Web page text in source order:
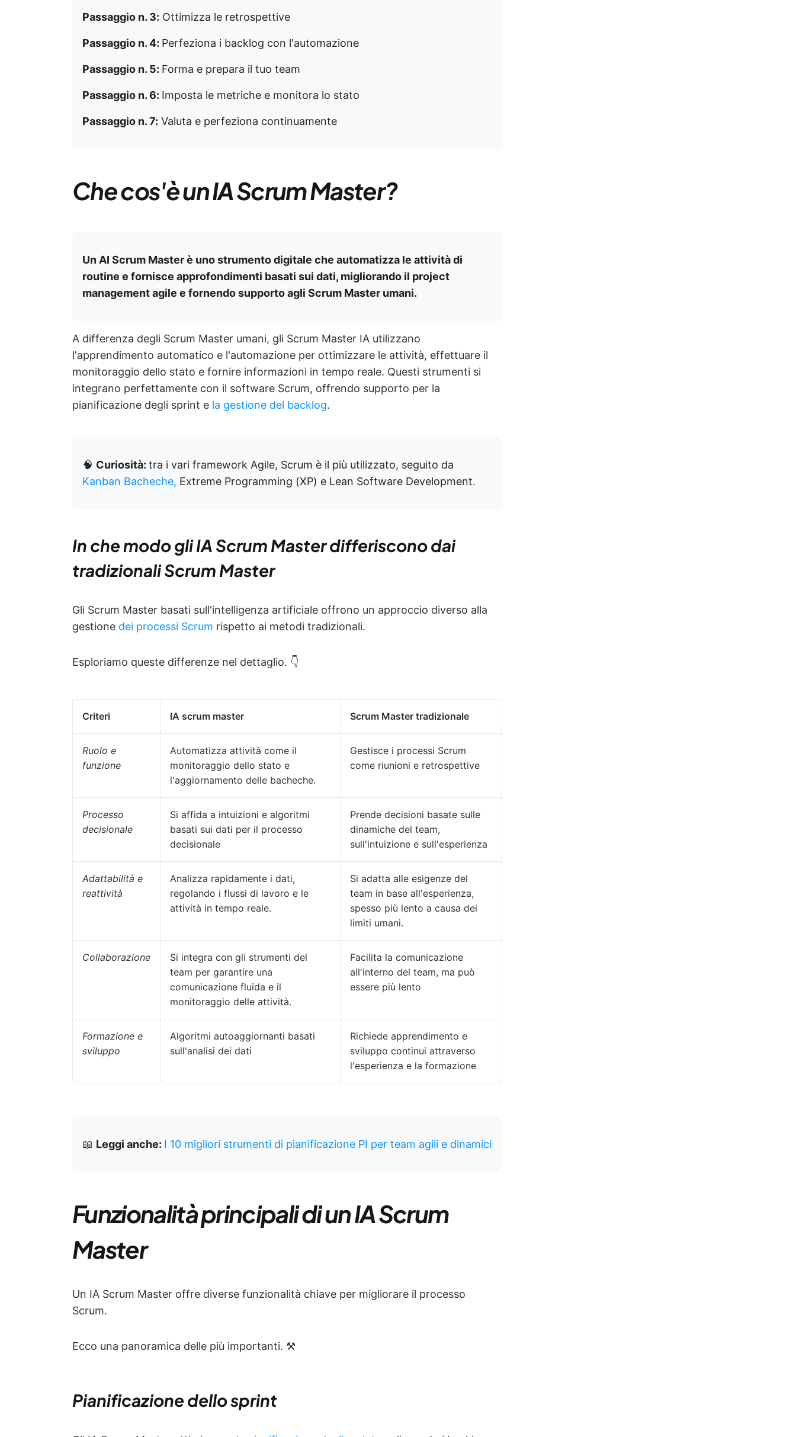
Passaggio n. 3: Ottimizza le retrospettive
Passaggio n. 4: Perfeziona i backlog con l'automazione
Passaggio n. 5: Forma e prepara il tuo team
Passaggio n. 6: Imposta le metriche e monitora lo stato
Passaggio n. 7: Valuta e perfeziona continuamente
Che cos'è un IA Scrum Master?
Un AI Scrum Master è uno strumento digitale che automatizza le attività di
routine e fornisce approfondimenti basati sui dati, migliorando il project
management agile e fornendo supporto agli Scrum Master umani.
A differenza degli Scrum Master umani, gli Scrum Master IA utilizzano
l'apprendimento automatico e l'automazione per ottimizzare le attività, effettuare il
monitoraggio dello stato e fornire informazioni in tempo reale. Questi strumenti si
integrano perfettamente con il software Scrum, offrendo supporto per la
pianificazione degli sprint e la gestione del backlog.
🧠 Curiosità: tra i vari framework Agile, Scrum è il più utilizzato, seguito da
Kanban Bacheche, Extreme Programming (XP) e Lean Software Development.
In che modo gli IA Scrum Master differiscono dai
tradizionali Scrum Master
Gli Scrum Master basati sull'intelligenza artificiale offrono un approccio diverso alla
gestione dei processi Scrum rispetto ai metodi tradizionali.
Esploriamo queste differenze nel dettaglio. 👇
Criteri IA scrum master Scrum Master tradizionale
Ruolo e
funzione
Automatizza attività come il
monitoraggio dello stato e
l'aggiornamento delle bacheche.
Gestisce i processi Scrum
come riunioni e retrospettive
Processo
decisionale
Si affida a intuizioni e algoritmi
basati sui dati per il processo
decisionale
Prende decisioni basate sulle
dinamiche del team,
sull'intuizione e sull'esperienza
Adattabilità e
reattività
Analizza rapidamente i dati,
regolando i flussi di lavoro e le
attività in tempo reale.
Si adatta alle esigenze del
team in base all'esperienza,
spesso più lento a causa dei
limiti umani.
Collaborazione
Si integra con gli strumenti del
team per garantire una
comunicazione fluida e il
monitoraggio delle attività.
Facilita la comunicazione
all'interno del team, ma può
essere più lento
Formazione e
sviluppo
Algoritmi autoaggiornanti basati
sull'analisi dei dati
Richiede apprendimento e
sviluppo continui attraverso
l'esperienza e la formazione
📖 Leggi anche: I 10 migliori strumenti di pianificazione PI per team agili e dinamici
Funzionalità principali di un IA Scrum
Master
Un IA Scrum Master offre diverse funzionalità chiave per migliorare il processo
Scrum.
Ecco una panoramica delle più importanti. ⚒️
Pianificazione dello sprint